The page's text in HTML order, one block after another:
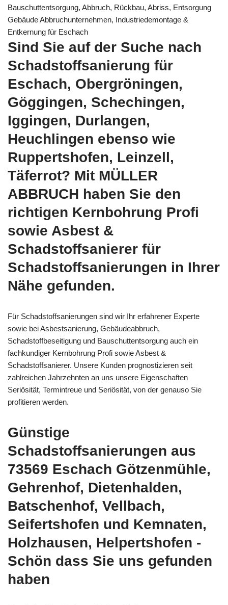
Bauschuttentsorgung, Abbruch, Rückbau, Abriss, Entsorgung
Gebäude Abbruchunternehmen, Industriedemontage &
Entkernung für Eschach
Sind Sie auf der Suche nach
Schadstoffsanierung für
Eschach, Obergröningen,
Göggingen, Schechingen,
Iggingen, Durlangen,
Heuchlingen ebenso wie
Ruppertshofen, Leinzell,
Täferrot? Mit MÜLLER
ABBRUCH haben Sie den
richtigen Kernbohrung Profi
sowie Asbest &
Schadstoffsanierer für
Schadstoffsanierungen in Ihrer
Nähe gefunden.
Für Schadstoffsanierungen sind wir Ihr erfahrener Experte
sowie bei Asbestsanierung, Gebäudeabbruch,
Schadstoffbeseitigung und Bauschuttentsorgung auch ein
fachkundiger Kernbohrung Profi sowie Asbest &
Schadstoffsanierer. Unsere Kunden prognostizieren seit
zahlreichen Jahrzehnten an uns unsere Eigenschaften
Seriösität, Termintreue und Seriösität, von der genauso Sie
profitieren werden.
Günstige
Schadstoffsanierungen aus
73569 Eschach Götzenmühle,
Gehrenhof, Dietenhalden,
Batschenhof, Vellbach,
Seifertshofen und Kemnaten,
Holzhausen, Helpertshofen -
Schön dass Sie uns gefunden
haben